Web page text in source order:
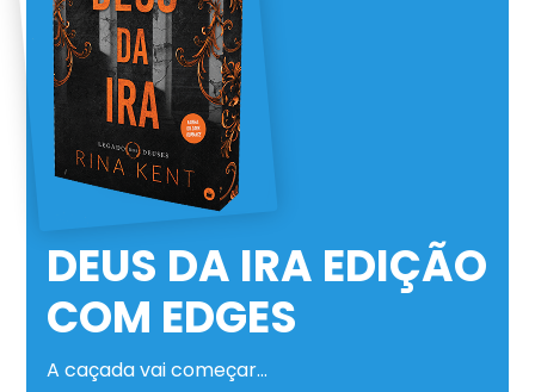
DEUS DA IRA EDIÇÃO
COM EDGES
A caçada vai começar…